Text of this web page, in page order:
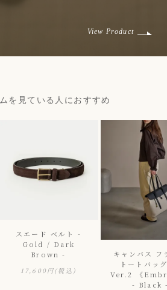
View Product
を見ている人におすすめ
スエード ベルト -
Gold / Dark
Brown -
17,600円(税込)
キャンバス フ
トートバッ
Ver.2 《
- Black